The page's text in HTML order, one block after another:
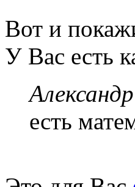
Вот и
У Вас есть
есть